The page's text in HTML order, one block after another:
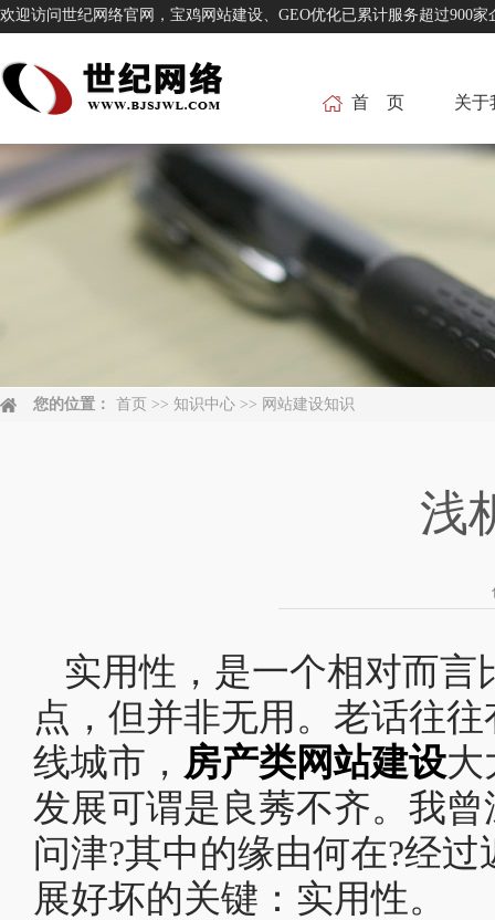
欢迎访问世纪网络官网，宝鸡网站建设、GEO优化已累计服务超
首 页 关于
您的位置： 首页 >> 知识中心 >> 网站建设知识
浅
实用性，是一个相对而
点，但并非无用。老话往
线城市， 房产类网站建设大
发展可谓是良莠不齐。我
问津?其中的缘由何在?经过
展好坏的关键：实用性。